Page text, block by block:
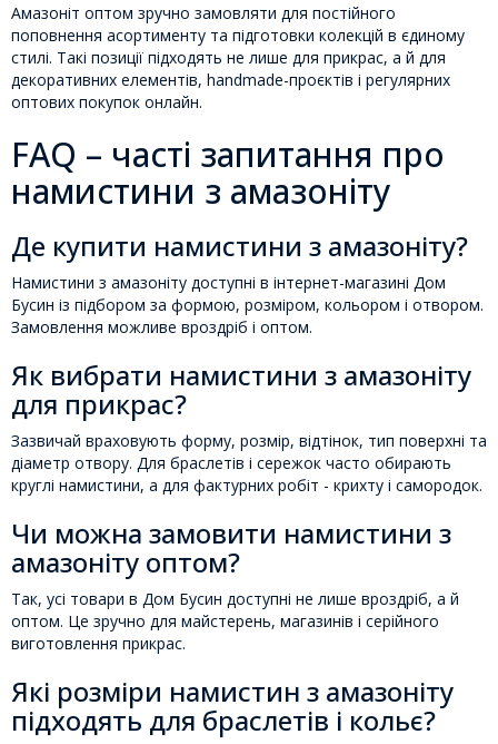
Амазоніт оптом зручно замовляти для постійного
поповнення асортименту та підготовки колекцій в єдиному
стилі. Такі позиції підходять не лише для прикрас, а й для
декоративних елементів, handmade-проєктів і регулярних
оптових покупок онлайн.
FAQ – часті запитання про
намистини з амазоніту
Де купити намистини з амазоніту?
Намистини з амазоніту доступні в інтернет-магазині Дом
Бусин із підбором за формою, розміром, кольором і отвором.
Замовлення можливе вроздріб і оптом.
Як вибрати намистини з амазоніту
для прикрас?
Зазвичай враховують форму, розмір, відтінок, тип поверхні та
діаметр отвору. Для браслетів і сережок часто обирають
круглі намистини, а для фактурних робіт - крихту і самородок.
Чи можна замовити намистини з
амазоніту оптом?
Так, усі товари в Дом Бусин доступні не лише вроздріб, а й
оптом. Це зручно для майстерень, магазинів і серійного
виготовлення прикрас.
Які розміри намистин з амазоніту
підходять для браслетів і кольє?